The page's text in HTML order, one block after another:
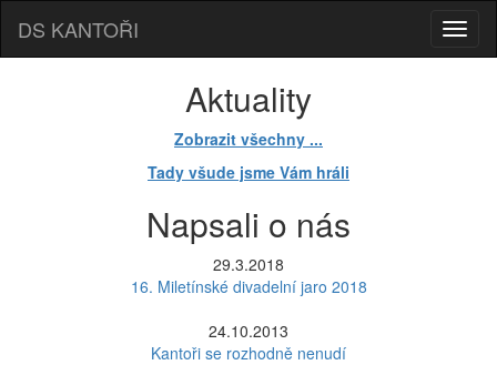
DS KANTOŘI
Aktuality
Zobrazit všechny ...
Tady všude jsme Vám hráli
Napsali o nás
29.3.2018
16. Miletínské divadelní jaro 2018
24.10.2013
Kantoři se rozhodně nenudí